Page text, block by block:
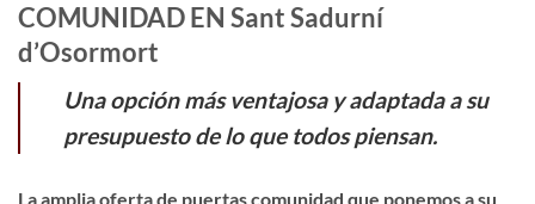
COMUNIDAD EN Sant Sadurní
d’Osormort
Una opción más ventajosa y adaptada a su
presupuesto de lo que todos piensan.
La amplia oferta de puertas comunidad que ponemos a su